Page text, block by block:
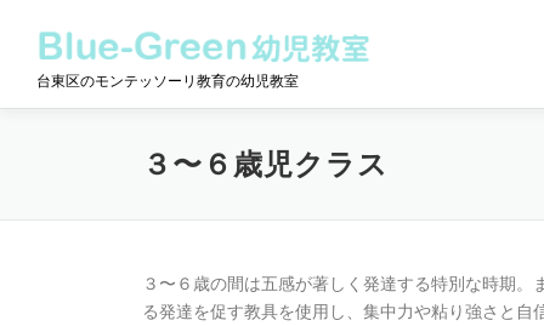
台東区のモンテッソーリ教育の幼児教室
３〜６歳児クラス
３〜６歳の間は五感が著しく発達する特別な時期
る発達を促す教具を使用し、集中力や粘り強さと自